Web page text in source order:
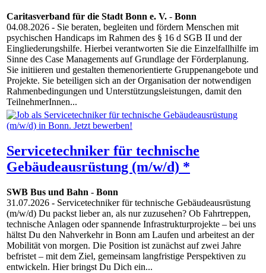
Caritasverband für die Stadt Bonn e. V. - Bonn
04.08.2026 - Sie beraten, begleiten und fördern Menschen mit
psychischen Handicaps im Rahmen des § 16 d SGB II und der
Eingliederungshilfe. Hierbei verantworten Sie die Einzelfallhilfe im
Sinne des Case Managements auf Grundlage der Förderplanung.
Sie initiieren und gestalten themenorientierte Gruppenangebote und
Projekte. Sie beteiligen sich an der Organisation der notwendigen
Rahmenbedingungen und Unterstützungsleistungen, damit den
TeilnehmerInnen...
Servicetechniker für technische
Gebäudeausrüstung (m/w/d) *
SWB Bus und Bahn - Bonn
31.07.2026 - Servicetechniker für technische Gebäudeausrüstung
(m/w/d) Du packst lieber an, als nur zuzusehen? Ob Fahrtreppen,
technische Anlagen oder spannende Infrastrukturprojekte – bei uns
hältst Du den Nahverkehr in Bonn am Laufen und arbeitest an der
Mobilität von morgen. Die Position ist zunächst auf zwei Jahre
befristet – mit dem Ziel, gemeinsam langfristige Perspektiven zu
entwickeln. Hier bringst Du Dich ein...